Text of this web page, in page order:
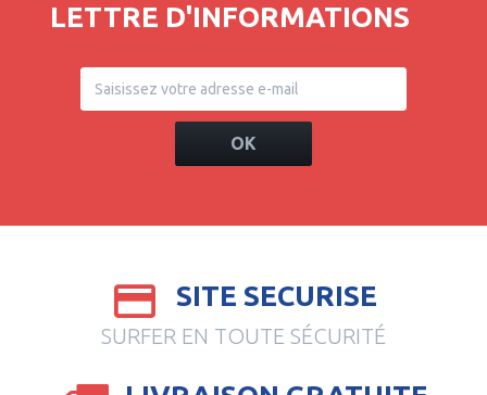
LETTRE D'INFORMATIONS
OK
SITE SECURISE
SURFER EN TOUTE SÉCURITÉ